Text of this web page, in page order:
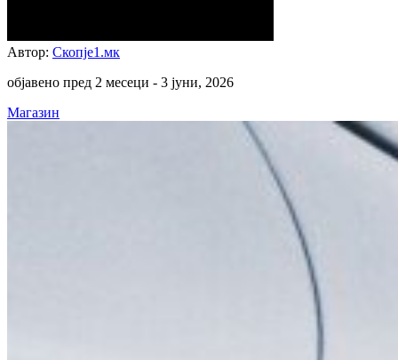
Автор: Скопје1.мк
објавено пред 2 месеци - 3 јуни, 2026
Магазин